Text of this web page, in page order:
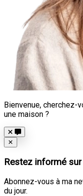
Bienvenue, cherchez-
une maison ?
Close
✕
Restez informé
Abonnez-vous à ma
du jour.